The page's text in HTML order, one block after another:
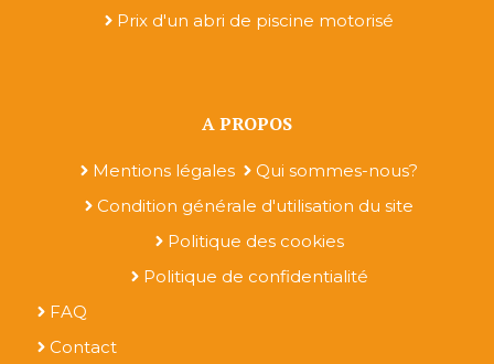
Prix d'un abri de piscine motorisé
A PROPOS
Mentions légales
Qui sommes-nous?
Condition générale d'utilisation du site
Politique des cookies
Politique de confidentialité
FAQ
Contact